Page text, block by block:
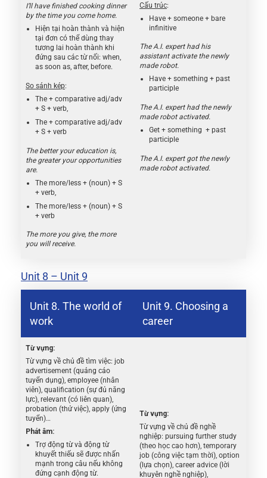
I’ll have finished cooking dinner
by the time you come home.
Hiện tại hoàn thành và hiện
tại đơn có thể dùng thay
tương lai hoàn thành khi
đứng sau các từ nối: when,
as soon as, after, before.
So sánh kép:
The + comparative adj/adv
+ S + verb,
The + comparative adj/adv
+ S + verb
The better your education is,
the greater your opportunities
are.
The more/less + (noun) + S
+ verb,
The more/less + (noun) + S
+ verb
The more you give, the more
you will receive.
Cấu trúc:
Have + someone + bare
infinitive
The A.I. expert had his
assistant activate the newly
made robot.
Have + something + past
participle
The A.I. expert had the newly
made robot activated.
Get + something + past
participle
The A.I. expert got the newly
made robot activated.
Unit 8 – Unit 9
Unit 8. The world of
work
Unit 9. Choosing a
career
Từ vựng:
Từ vựng về chủ đề tìm việc: job
advertisement (quảng cáo
tuyển dụng), employee (nhân
viên), qualification (sự đủ năng
lực), relevant (có liên quan),
probation (thử việc), apply (ứng
tuyển)…
Phát âm:
Trợ động từ và động từ
khuyết thiếu sẽ được nhấn
mạnh trong câu nếu không
đứng cạnh động từ.
Từ vựng:
Từ vựng về chủ đề nghề
nghiệp: pursuing further study
(theo học cao hơn), temporary
job (công việc tạm thời), option
(lựa chọn), career advice (lời
khuyên nghề nghiệp),